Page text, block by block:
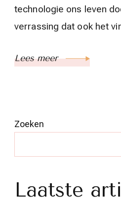
technologie ons leven
verrassing dat ook het
Lees meer
Zoeken
Laatste